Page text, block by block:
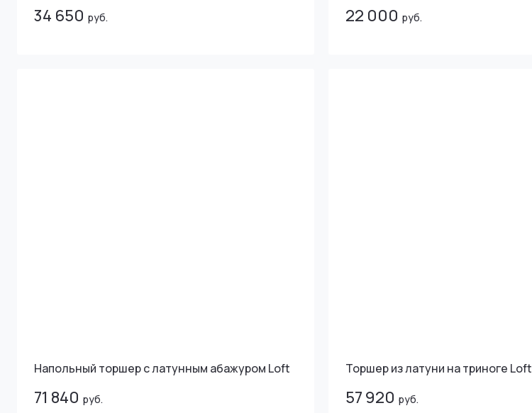
34 650 руб. 22 000 руб.
Напольный торшер с латунным абажуром Loft
71 840 руб.
Торшер из латуни на триноге Loft
57 920 руб.